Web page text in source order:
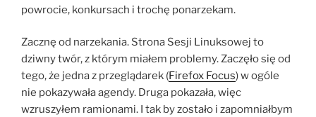
powrocie, konkursach i trochę ponarzekam.
Zacznę od narzekania. Strona Sesji Linuksowej to
dziwny twór, z którym miałem problemy. Zaczęło się od
tego, że jedna z przeglądarek (Firefox Focus) w ogóle
nie pokazywała agendy. Druga pokazała, więc
wzruszyłem ramionami. I tak by zostało i zapomniałbym